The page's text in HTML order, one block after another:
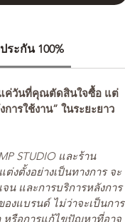
ระกัน 100%
ค่วันที่คุณตัดสินใจซื้อ แต่
ารใช้งาน” ในระยะยาว
STUDIO และร้าน
งตั้งอย่างเป็นทางการ จะ
น และการบริการหลังการ
งแบรนด์ ไม่ว่าจะเป็นการ
หรือการแก้ไขปัญหาที่อาจ